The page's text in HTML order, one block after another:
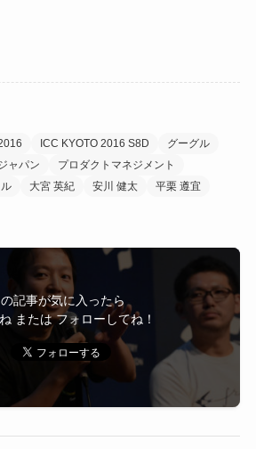
ICC KYOTO 2016 S8D
グーグル
ャパン
プロダクトマネジメント
大宮 英紀 安川 健太
平栗 遵宜
の記事が気に入ったら
または フォローしてね！